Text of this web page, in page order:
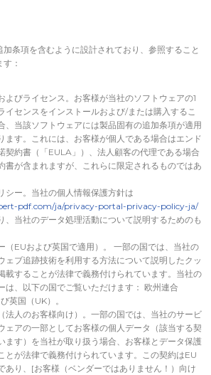
条項を含むように設計されており、参照すること
：
よびライセンス。お客様が当社のソフトウェアの1
イセンスをインストールおよび/または購入するこ
、当該ソフトウェアには製品固有の追加条項が適用
ます。これには、お客様が個人である場合はエンド
契約書（「EULA」）、法人顧客の代理である場合
書が含まれますが、これらに限定されるものではあ
シー。当社の個人情報保護方針は
pdf.com/ja/privacy-portal-privacy-policy-ja/
、当社のデータ処理活動について説明するためのも
（EUおよび英国で適用）。 一部の国では、当社の
ェブ追跡技術を利用する方法について説明したクッ
載することが法律で義務付けられています。当社の
は、以下の国でご覧いただけます： 欧州連合
英国（UK）。
法人のお客様向け）。一部の国では、当社のサービ
ェアの一部としてお客様の個人データ（該当する契
ます）を当社が取り扱う場合、お客様とデータ保護
とが法律で義務付けられています。この契約はEU
あり、[お客様（ベンダーではありません！）向け